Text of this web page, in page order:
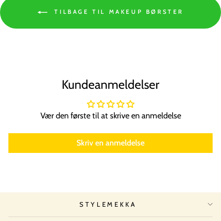
TILBAGE TIL MAKEUP BØRSTER
Kundeanmeldelser
Vær den første til at skrive en anmeldelse
Skriv en anmeldelse
STYLEMEKKA